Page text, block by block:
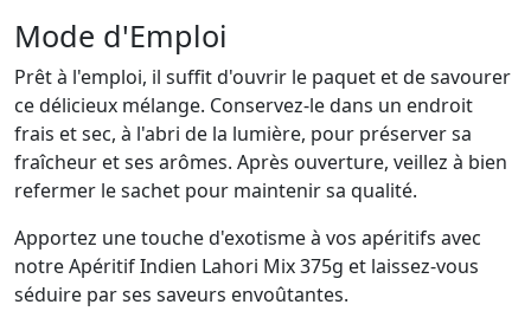
Mode d'Emploi
Prêt à l'emploi, il suffit d'ouvrir le paquet et de savourer
ce délicieux mélange. Conservez-le dans un endroit
frais et sec, à l'abri de la lumière, pour préserver sa
fraîcheur et ses arômes. Après ouverture, veillez à bien
refermer le sachet pour maintenir sa qualité.
Apportez une touche d'exotisme à vos apéritifs avec
notre Apéritif Indien Lahori Mix 375g et laissez-vous
séduire par ses saveurs envoûtantes.